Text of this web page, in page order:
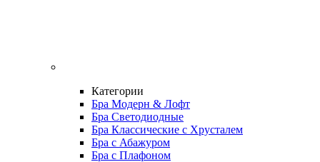
Категории
Бра Модерн & Лофт
Бра Светодиодные
Бра Классические с Хрусталем
Бра с Абажуром
Бра с Плафоном